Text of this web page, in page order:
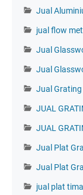
Jual
jual flow
Jual
Jual
Jual
JUAL
JUAL
Jual Plat
Jual Plat
jual plat